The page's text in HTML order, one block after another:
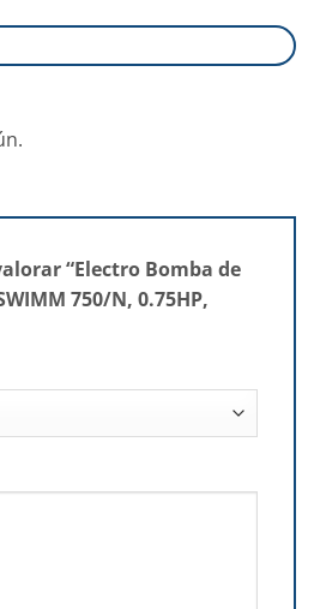
“Electro Bomba de
750/N, 0.75HP,